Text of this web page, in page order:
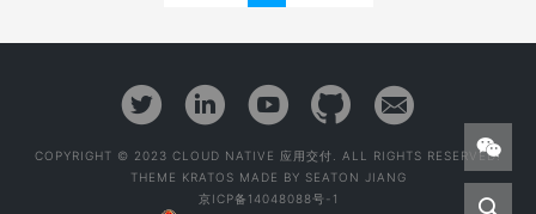
COPYRIGHT © 2023 CLOUD NATIVE 应用交付. ALL RIGHTS RESERVED.
THEME KRATOS MADE BY SEATON JIANG
京ICP备14048088号-1